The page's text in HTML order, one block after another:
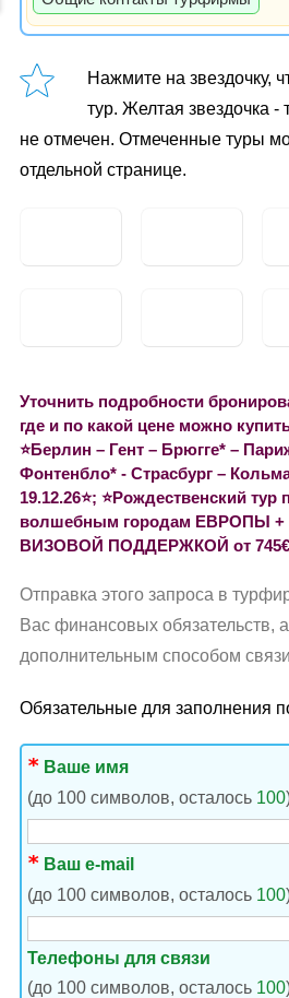
Нажмите на звездочку,
тур. Желтая звездочка -
не отмечен. Отмеченные туры
отдельной странице.
Уточнить подробности
где и по какой цене можно
⭐️Берлин – Гент – Брюгге* –
Фонтенбло* - Страсбург –
19.12.26⭐️; ⭐️Рождественский тур
волшебным городам ЕВРОПЫ +
ВИЗОВОЙ ПОДДЕРЖКОЙ от
Отправка этого запроса в
Вас финансовых обязательств,
дополнительным способом
Обязательные для заполнения
Ваше имя
(до 100 символов, осталось 100
Ваш e-mail
(до 100 символов, осталось 100
Телефоны для связи
(до 100 символов, осталось 100